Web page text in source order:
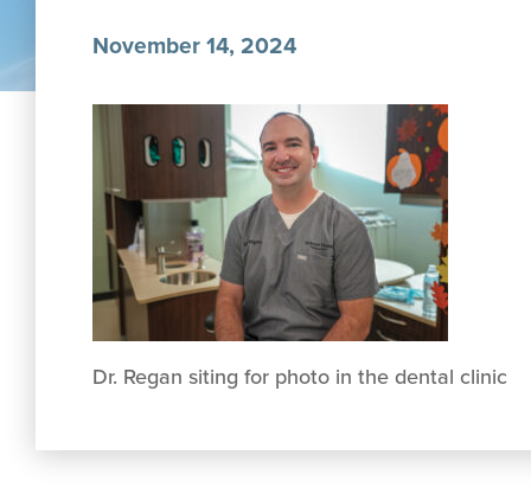
November 14, 2024
Dr. Regan siting for photo in the dental clinic